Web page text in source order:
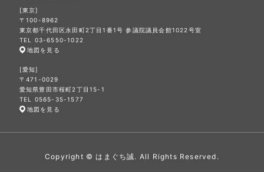
[東京]
〒100-8962
東京都千代田区永田町2丁目1番1号 参議院議員会館1022号室
TEL 03-6550-1022
地図を見る
[愛知]
〒471-0029
愛知県豊田市桜町2丁目15-1
TEL 0565-35-1577
地図を見る
Copyright © はまぐち誠. All Rights Reserved.